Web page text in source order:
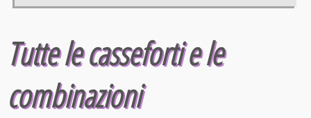
Tutte le casseforti e le
combinazioni